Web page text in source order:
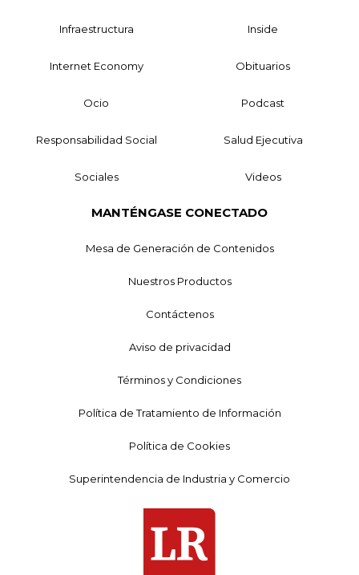
Infraestructura Inside
Internet Economy Obituarios
Ocio Podcast
Responsabilidad Social Salud Ejecutiva
Sociales Videos
MANTÉNGASE CONECTADO
Mesa de Generación de Contenidos
Nuestros Productos
Contáctenos
Aviso de privacidad
Términos y Condiciones
Política de Tratamiento de Información
Política de Cookies
Superintendencia de Industria y Comercio